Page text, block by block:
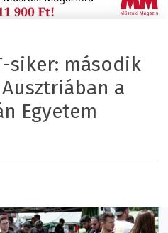
siker: második
a
Egyetem